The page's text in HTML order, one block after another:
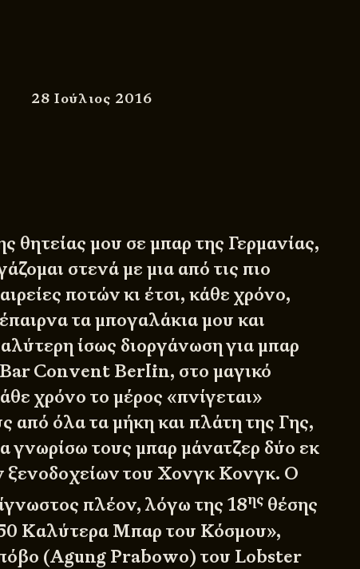
28 Ιούλιος 2016
θητείας μου σε μπαρ της Γερμανίας,
στενά με μια από τις πιο
ποτών κι έτσι, κάθε χρόνο,
τα μπογαλάκια μου και
ίσως διοργάνωση για μπαρ
Convent Berlin, στο μαγικό
χρόνο το μέρος «πνίγεται»
από όλα τα μήκη και πλάτη της Γης,
γνωρίσω τους μπαρ μάνατζερ δύο εκ
ξενοδοχείων του Χονγκ Κονγκ. Ο
πλέον, λόγω της 18ης θέσης
Καλύτερα Μπαρ του Κόσμου»,
(Agung Prabowo) του Lobster